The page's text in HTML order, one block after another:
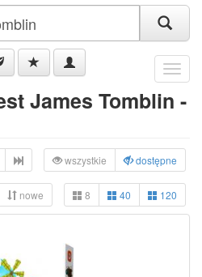
Menu
James Tomblin -
wszystkie dostępne
nowe 8 40 120